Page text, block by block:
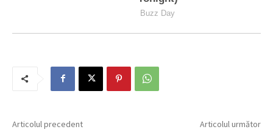
Articolul precedent Articolul următor